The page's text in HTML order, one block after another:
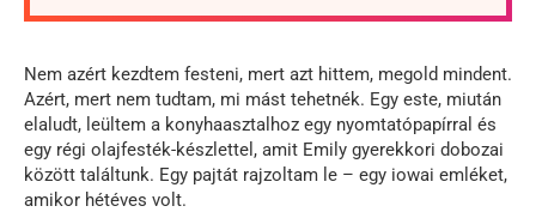
Nem azért kezdtem festeni, mert azt hittem, megold mindent.
Azért, mert nem tudtam, mi mást tehetnék. Egy este, miután
elaludt, leültem a konyhaasztalhoz egy nyomtatópapírral és
egy régi olajfesték-készlettel, amit Emily gyerekkori dobozai
között találtunk. Egy pajtát rajzoltam le – egy iowai emléket,
amikor hétéves volt.